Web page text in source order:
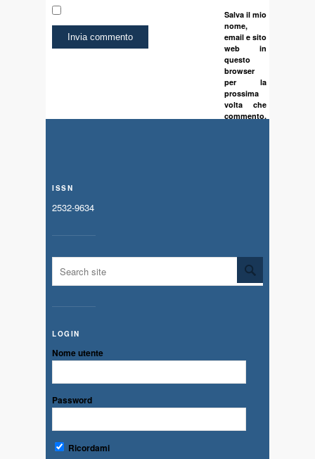
Salva il mio
nome,
email e sito
web in
questo
browser
per la
prossima
volta che
commento.
ISSN
2532-9634
LOGIN
Nome utente
Password
Ricordami